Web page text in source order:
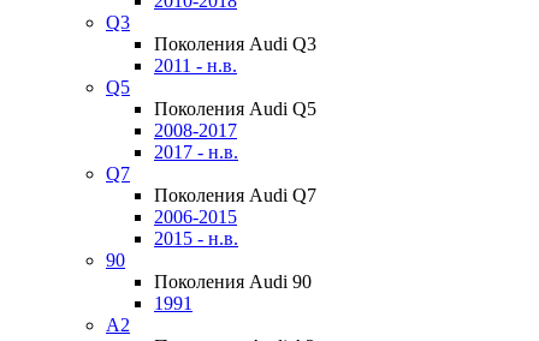
Q3
Поколения Audi Q3
2011 - н.в.
Q5
Поколения Audi Q5
2008-2017
2017 - н.в.
Q7
Поколения Audi Q7
2006-2015
2015 - н.в.
90
Поколения Audi 90
1991
A2